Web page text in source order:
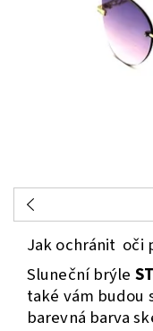
Jak ochránit oči
Sluneční brýle
také vám budou
barevná barva